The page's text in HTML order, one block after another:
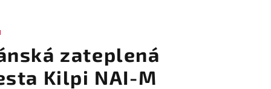
zateplená
Kilpi NAI-M